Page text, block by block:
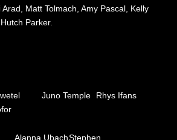
Matt Tolmach, Amy Pascal, Kelly
Parker.
Juno Temple Rhys Ifans
Alanna UbachStephen